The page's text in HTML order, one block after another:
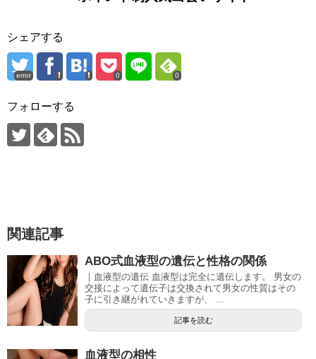
シェアする
error 0 0
フォローする
関連記事
ABO式血液型の遺伝と性格の関係
｜血液型の遺伝 血液型は完全に遺伝します。 男女の
交接によって遺伝子は交換されて男女の性質はその
子に引き継がれていきますが、 ...
記事を読む
血液型の相性